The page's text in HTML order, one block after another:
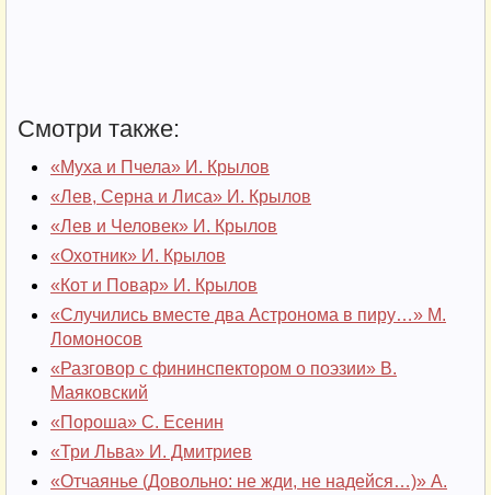
Смотри также:
«Муха и Пчела» И. Крылов
«Лев, Серна и Лиса» И. Крылов
«Лев и Человек» И. Крылов
«Охотник» И. Крылов
«Кот и Повар» И. Крылов
«Случились вместе два Астронома в пиру…» М.
Ломоносов
«Разговор с фининспектором о поэзии» В.
Маяковский
«Пороша» С. Есенин
«Три Льва» И. Дмитриев
«Отчаянье (Довольно: не жди, не надейся…)» А.